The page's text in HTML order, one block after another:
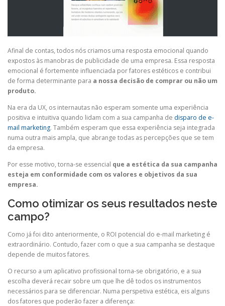
Afinal de contas, todos nós criamos uma resposta emocional quando
expostos às manobras de publicidade de uma empresa. Essa resposta
emocional é fortemente influenciada por fatores estéticos e contribui
de forma determinante para a nossa decisão de comprar ou não um
produto.
Na era da UX, os internautas não esperam somente uma experiência
positiva e intuitiva quando lidam com a sua campanha de disparo de e-
mail marketing. Também esperam que essa experiência seja integrada
numa outra mais ampla, que abrange todas as percepções que se tem
da empresa.
Por esse motivo, torna-se essencial que a estética da sua campanha
esteja em conformidade com os valores e objetivos da sua
empresa.
Como otimizar os seus resultados neste
campo?
Como já foi dito anteriormente, o ROI potencial do e-mail marketing é
extraordinário. Contudo, fazer com o que a sua campanha se destaque
depende de muitos fatores.
O recurso a um aplicativo profissional torna-se obrigatório, e a sua
escolha deverá recair sobre um que lhe dê todos os instrumentos
necessários para se diferenciar. Numa perspetiva estética, eis alguns
dos fatores que poderão fazer a diferença: